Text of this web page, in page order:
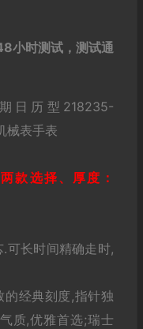
小时测试，测试通
日历型218235-
械表手表
款选择、厚度：
.可长时间精确走时,
的经典刻度,指针独
质,优雅首选;瑞士